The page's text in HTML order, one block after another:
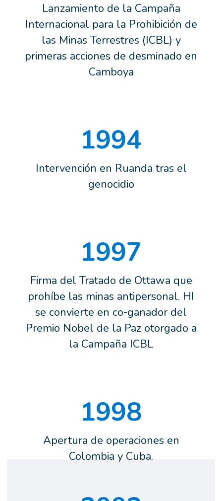
Lanzamiento de la Campaña
Internacional para la Prohibición de
las Minas Terrestres (ICBL) y
primeras acciones de desminado en
Camboya
1994
Intervención en Ruanda tras el
genocidio
1997
Firma del Tratado de Ottawa que
prohíbe las minas antipersonal. HI
se convierte en co-ganador del
Premio Nobel de la Paz otorgado a
la Campaña ICBL
1998
Apertura de operaciones en
Colombia y Cuba.